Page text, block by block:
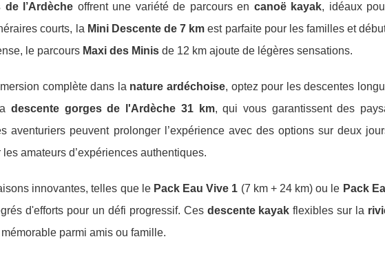
de l’Ardèche offrent une variété de parcours en canoë kayak, idéaux
courts, la Mini Descente de 7 km est parfaite pour les familles et
le parcours Maxi des Minis de 12 km ajoute de légères sensations.
complète dans la nature ardéchoise, optez pour les descentes
descente gorges de l'Ardèche 31 km, qui vous garantissent des
aventuriers peuvent prolonger l’expérience avec des options sur deux
amateurs d’expériences authentiques.
innovantes, telles que le Pack Eau Vive 1 (7 km + 24 km) ou le Pack
d'efforts pour un défi progressif. Ces descente kayak flexibles sur la
parmi amis ou famille.